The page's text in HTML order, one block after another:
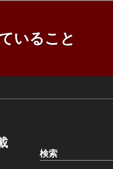
いること
検索